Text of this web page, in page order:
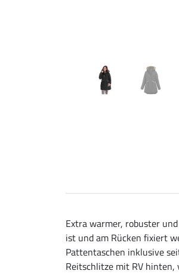
Extra warmer, robuster
ist und am Rücken fixiert
Pattentaschen inklusive
Reitschlitze mit RV hinten,